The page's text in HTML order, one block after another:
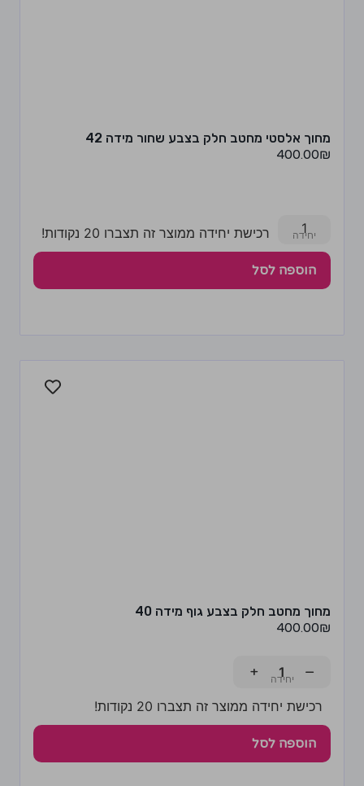
מחוך אלסטי מחטב חלק בצבע שחור מידה 42
400.00₪
1 רכישת יחידה ממוצר זה תצברו 20 נקודות!
הוספה לסל
מחוך מחטב חלק בצבע גוף מידה 40
400.00₪
−
+
רכישת יחידה ממוצר זה תצברו 20 נקודות!
הוספה לסל